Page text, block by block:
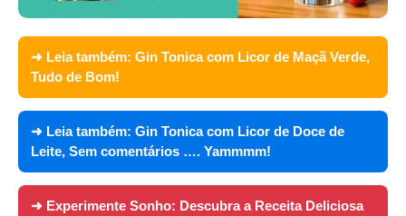
➜ Leia também: Gin Tonica com Licor de Maçã Verde,
Tudo de Bom!
➜ Leia também: Gin Tonica com Licor de Doce de
Leite, Sem comentários …. Yammmm!
➜ Experimente Sonho: Descubra a Receita Deliciosa